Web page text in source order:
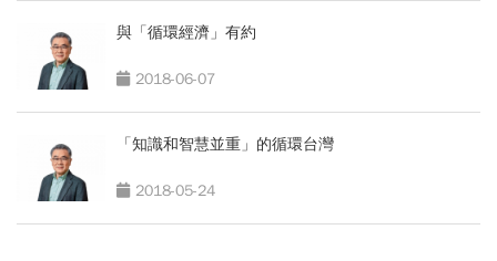
與「循環經濟」有約
2018-06-07
「知識和智慧並重」的循環台灣
2018-05-24